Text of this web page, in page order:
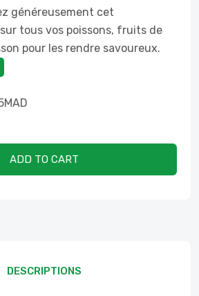
généreusement cet
tous vos poissons, fruits de
pour les rendre savoureux.
MAD
ADD TO CART
DESCRIPTIONS